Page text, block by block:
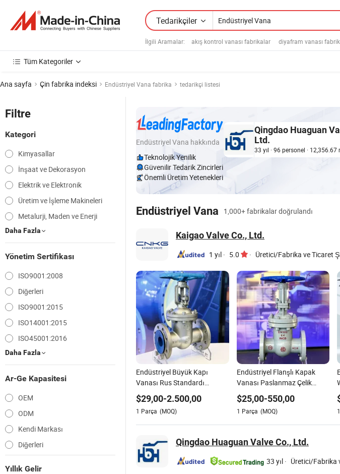
Tedarikçiler
İlgili Aramalar: akış kontrol vanası fabrikalar diyafram vanası
Tüm Kategoriler
Ana sayfa Çin fabrika indeksi Endüstriyel Vana fabrika tedarikçi listesi
Filtre
Kategori
Kimyasallar
İnşaat ve Dekorasyon
Elektrik ve Elektronik
Üretim ve İşleme Makineleri
Metalurji, Maden ve Enerji
Daha Fazla
Yönetim Sertifikası
ISO9001:2008
Diğerleri
ISO9001:2015
ISO14001:2015
ISO45001:2016
Daha Fazla
Ar-Ge Kapasitesi
OEM
ODM
Kendi Markası
Diğerleri
Yıllık Gelir
Endüstriyel Vana hakkında
Teknolojik Yenilik
Güvenilir Tedarik Zincirleri
Önemli Üretim Yetenekleri
Qingdao Huaguan
Ltd.
33 yıl · 96 personel · 12,356.67
Endüstriyel Vana 1,000+ fabrikalar doğrulandı
Kaigao Valve Co., Ltd.
1 yıl · 5.0 · Üretici/Fabrika ve Ticaret
Endüstriyel Büyük Kapı
Vanası Rus Standardı
Karbon Çelik Uygun Su
Sistemleri
$29,00-2.500,00
1 Parça (MOQ)
Endüstriyel Flanşlı Kapak
Vanası Paslanmaz Çelik
Karbon Çelik Dökme Demir
$25,00-550,00
1 Parça (MOQ) 1
Qingdao Huaguan Valve Co., Ltd.
33 yıl · Üretici/Fabrika